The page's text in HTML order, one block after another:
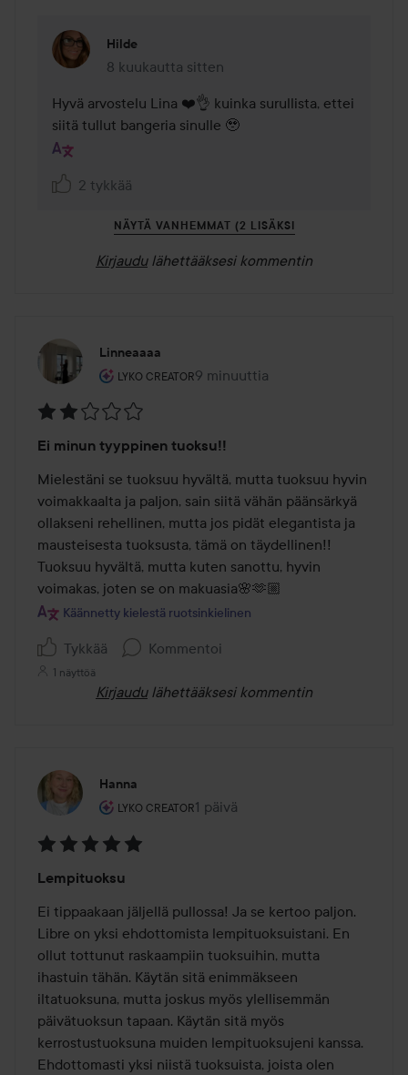
Hilde
8 kuukautta sitten
Kommentti lisättiin 8 kuukautta sitten
Hyvä arvostelu Lina ❤️👌 kuinka surullista, ettei
siitä tullut bangeria sinulle 🥹
2 tykkää
NÄYTÄ VANHEMMAT (2 LISÄKSI
Kirjaudu lähettääksesi kommentin
Linneaaaa
LYKO CREATOR
Käyttäjän rooli: Lyko Creator.
9 minuuttia
Viesti luotiin 9 minuuttia
2
/
5
Ei minun tyyppinen tuoksu!!
Mielestäni se tuoksuu hyvältä, mutta tuoksuu hyvin
voimakkaalta ja paljon, sain siitä vähän päänsärkyä
ollakseni rehellinen, mutta jos pidät elegantista ja
mausteisesta tuoksusta, tämä on täydellinen!!
Tuoksuu hyvältä, mutta kuten sanottu, hyvin
voimakas, joten se on makuasia🌸🫶🏼
Käännetty kielestä ruotsinkielinen
Tykkää Kommentoi
1 näyttöä
Kirjaudu lähettääksesi kommentin
Hanna
LYKO CREATOR
Käyttäjän rooli: Lyko Creator.
1 päivä
Viesti luotiin 1 päivä
5
/
5
Lempituoksu
Ei tippaakaan jäljellä pullossa! Ja se kertoo paljon.
Libre on yksi ehdottomista lempituoksuistani. En
ollut tottunut raskaampiin tuoksuihin, mutta
ihastuin tähän. Käytän sitä enimmäkseen
iltatuoksuna, mutta joskus myös ylellisemmän
päivätuoksun tapaan. Käytän sitä myös
kerrostustuoksuna muiden lempituoksujeni kanssa.
Ehdottomasti yksi niistä tuoksuista, joista olen